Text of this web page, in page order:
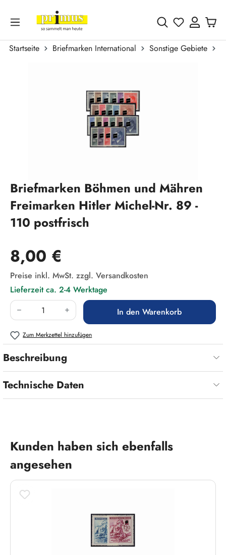
Zum Hauptinhalt springen
Du hast 0
Startseite Briefmarken International Sonstige Gebiete
Briefmarken Böhmen und Mähren
Freimarken Hitler Michel-Nr. 89 -
110 postfrisch
Regulärer Preis:
8,00 €
Preise inkl. MwSt. zzgl. Versandkosten
Lieferzeit ca. 2-4 Werktage
Produkt Anzahl: Gib den gewünschten Wert
In den Warenkorb
Zum Merkzettel hinzufügen
Beschreibung
Technische Daten
Produktgalerie überspringen
Kunden haben sich ebenfalls
angesehen